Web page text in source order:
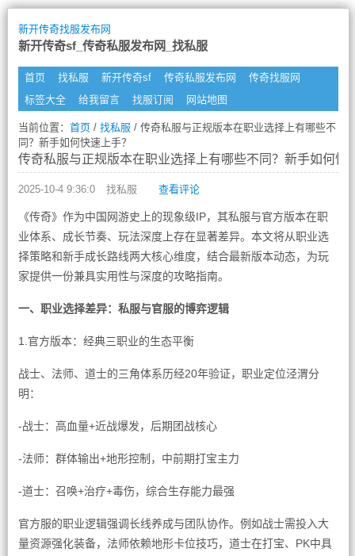
新开传奇找服发布网
新开传奇sf_传奇私服发布网_找私服
首页 找私服 新开传奇sf 传奇私服发布网
传奇找服网
标签大全
给我留言 找服订阅 网站地图
当前位置： 首页/ 找私服 / 传奇私服与正规版本在职业选择上有哪些不
同？新手如何快速上手？
传奇私服与正规版本在职业选择上有哪些不同？新手如何快
2025-10-4 9:36:0 找私服 查看评论
《传奇》作为中国网游史上的现象级IP，其私服与官方版本在职
业体系、成长节奏、玩法深度上存在显著差异。本文将从职业选
择策略和新手成长路线两大核心维度，结合最新版本动态，为玩
家提供一份兼具实用性与深度的攻略指南。
一、职业选择差异：私服与官服的博弈逻辑
1.官方版本：经典三职业的生态平衡
战士、法师、道士的三角体系历经20年验证，职业定位泾渭分
明：
-战士：高血量+近战爆发，后期团战核心
-法师：群体输出+地形控制，中前期打宝主力
-道士：召唤+治疗+毒伤，综合生存能力最强
官方服的职业逻辑强调长线养成与团队协作。例如战士需投入大
量资源强化装备，法师依赖地形卡位技巧，道士在打宝、PK中具